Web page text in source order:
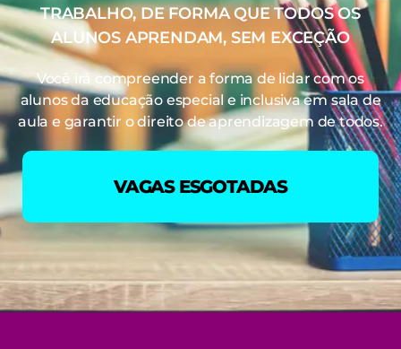
TRABALHO, DE FORMA QUE TODOS OS
ALUNOS APRENDAM, SEM EXCEÇÃO
Você irá compreender a forma de lidar com os
alunos da educação especial e inclusiva em sala de
aula e garantir o direito de aprendizagem de todos.
VAGAS ESGOTADAS